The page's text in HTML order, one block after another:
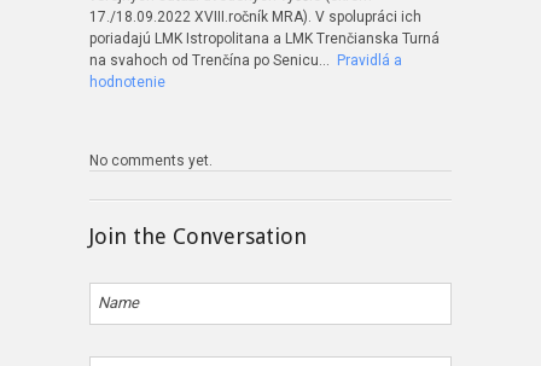
17./18.09.2022 XVIII.ročník MRA). V spolupráci ich
poriadajú LMK Istropolitana a LMK Trenčianska Turná
na svahoch od Trenčína po Senicu…
Pravidlá a
hodnotenie
No comments yet.
Join the Conversation
Name